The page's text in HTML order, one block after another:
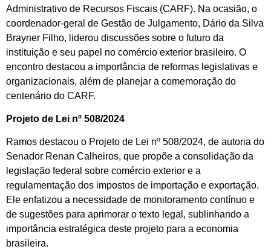
Administrativo de Recursos Fiscais (CARF). Na ocasião, o
coordenador-geral de Gestão de Julgamento, Dário da Silva
Brayner Filho, liderou discussões sobre o futuro da
instituição e seu papel no comércio exterior brasileiro. O
encontro destacou a importância de reformas legislativas e
organizacionais, além de planejar a comemoração do
centenário do CARF.
Projeto de Lei nº 508/2024
Ramos destacou o Projeto de Lei nº 508/2024, de autoria do
Senador Renan Calheiros, que propõe a consolidação da
legislação federal sobre comércio exterior e a
regulamentação dos impostos de importação e exportação.
Ele enfatizou a necessidade de monitoramento contínuo e
de sugestões para aprimorar o texto legal, sublinhando a
importância estratégica deste projeto para a economia
brasileira.